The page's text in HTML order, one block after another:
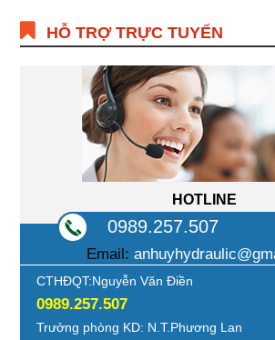
HỖ TRỢ TRỰC TUYẾN
HOTLINE
0989.257.507
Email:
CTHĐQT:Nguyễn Văn Điền
0989.257.507
Trưởng phòng KD: N.T.Phương Lan